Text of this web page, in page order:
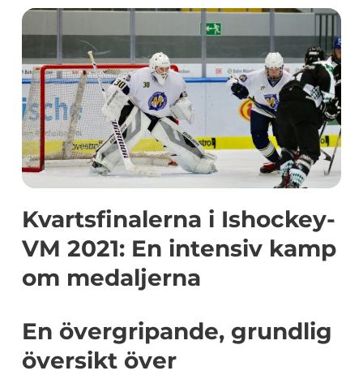
Kvartsfinalerna i Ishockey-
VM 2021: En intensiv kamp
om medaljerna
En övergripande, grundlig
översikt över